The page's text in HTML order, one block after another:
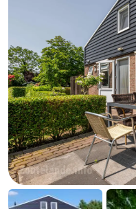
kindern
Webcam
Webcam
Langstraat
Webcam
Strand
Übernachten
Appartements
-